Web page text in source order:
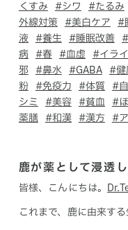
くすみ
#シワ #たるみ
外線対策
#美白ケア #
液
#養生 #睡眠改善
病
#春 #血虚 #イラ
邪
#鼻水 #GABA #健
粉
#免疫力 #体質 #
シミ
#美容 #貧血 #
薬膳
#和漢 #漢方 #
鹿が薬として浸透
皆様、こんにちは。
これまで、鹿に由来す